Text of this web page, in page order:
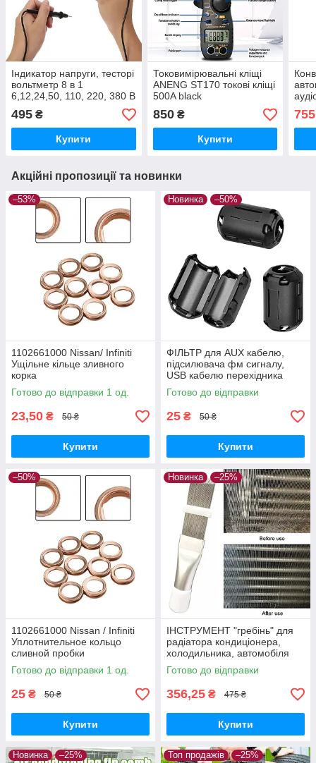
Індикатор напруги, тесторі
вольтметр 8 в 1
6,12,24,50, 110, 220, 380 В
Універсальний
495 ₴
Купити
Токовимірювальні кліщі
ANENG ST170 токові кліщі
500A black
850₴
Купити
В, з
755
Акційні пропозиції та новинки
–53%
1102661000 Nissan/ Infiniti
Ущільне кільце зливного
корка
Готово до відправки 1 од.
23,50 ₴ 50 ₴
Купити
Новинка –50%
ФІЛЬТР для AUX кабелю,
підсилювача фм сигналу,
USB кабелю перехідника
Готово до відправки
25 ₴ 50 ₴
Купити
–50%
1102661000 Nissan / Infiniti
Уплотнительное кольцо
сливной пробки
Готово до відправки 1 од.
25 ₴ 50 ₴
Купити
Новинка –25%
ІНСТРУМЕНТ "гребінь" для
радіатора кондиціонера,
холодильника, автомобіля
(очищення, ремонт)
Готово до відправки
356,25 ₴ 475 ₴
Купити
Новинка –25% Топ продажів
–25%